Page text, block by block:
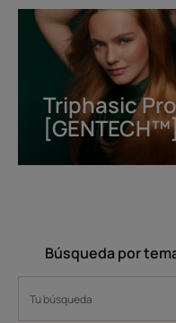
Triphasic
Progressive
[GENTECH™]
Triphasic
Búsqueda por